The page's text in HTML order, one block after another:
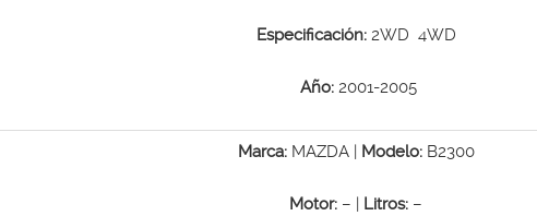
Especificación: 2WD 4WD
Año:2001-2005
Marca:MAZDA | Modelo: B2300
Motor: – | Litros: –